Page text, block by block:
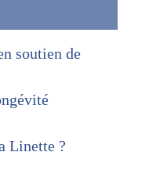
soutien de
Linette ?